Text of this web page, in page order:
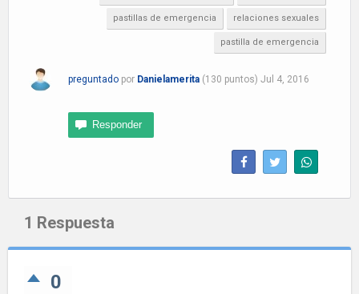
pastillas de emergencia relaciones sexuales
pastilla de emergencia
preguntado por Danielamerita (130 puntos) Jul 4, 2016
1 Respuesta
0